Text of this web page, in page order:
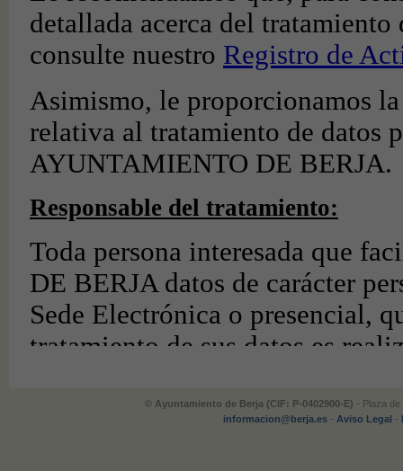
© Ayuntamiento de Berja (CIF: P-0402900-E) - Plaza
informacion@berja.es - Aviso Legal -